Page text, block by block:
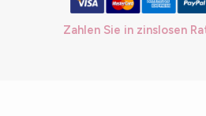
Zahlen Sie in zinslosen